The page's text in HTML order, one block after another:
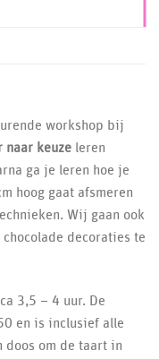
workshop bij
naar keuze leren
ga je leren hoe je
hoog gaat afsmeren
Wij gaan ook
decoraties te
3,5 – 4 uur. De
en is inclusief alle
om de taart in